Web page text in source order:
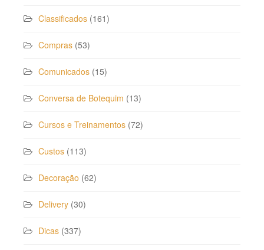
Classificados (161)
Compras (53)
Comunicados (15)
Conversa de Botequim (13)
Cursos e Treinamentos (72)
Custos (113)
Decoração (62)
Delivery (30)
Dicas (337)